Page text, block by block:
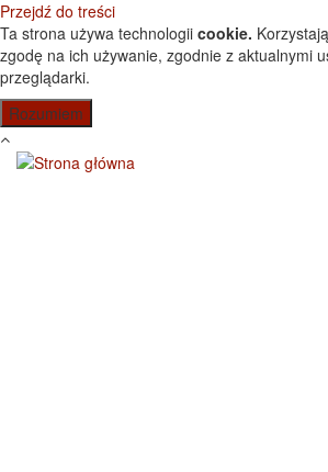
Przejdź do treści
Ta strona używa technologii cookie.
zgodę na ich używanie, zgodnie z aktualnymi
przeglądarki.